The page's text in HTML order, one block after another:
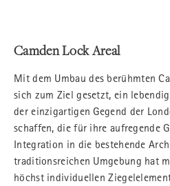
Camden Lock Areal
Mit dem Umbau des berühmten
sich zum Ziel gesetzt, ein
der einzigartigen Gegend der
schaffen, die für ihre aufregende
Integration in die bestehende
traditionsreichen Umgebung hat
höchst individuellen